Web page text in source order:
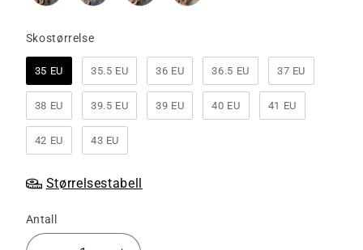
SkostørrelseSkostørrelse
35 EU 35.5 EU 36 EU 36.5 EU 37 EU
38 EU 39.5 EU 39 EU 40 EU 41 EU
42 EU 43 EU
Størrelsestabell
Antall